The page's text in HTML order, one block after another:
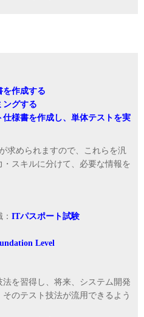
を作成する
ングする
仕様書を作成し、単体テストを実
求められますので、これらを汎
スキルに分けて、必要な情報を
ITパスポート試験
Level
法を習得し、将来、システム開発
のテスト技法が流用できるよう